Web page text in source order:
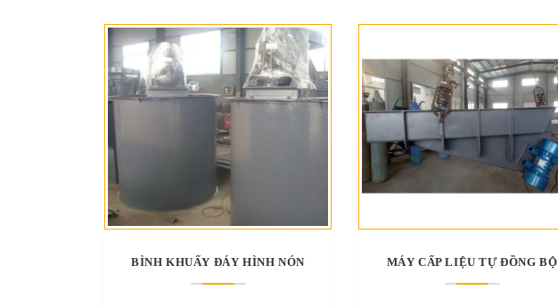
BÌNH KHUẤY ĐÁY HÌNH NÓN MÁY CẤP LIỆU TỰ ĐỒNG BỘ